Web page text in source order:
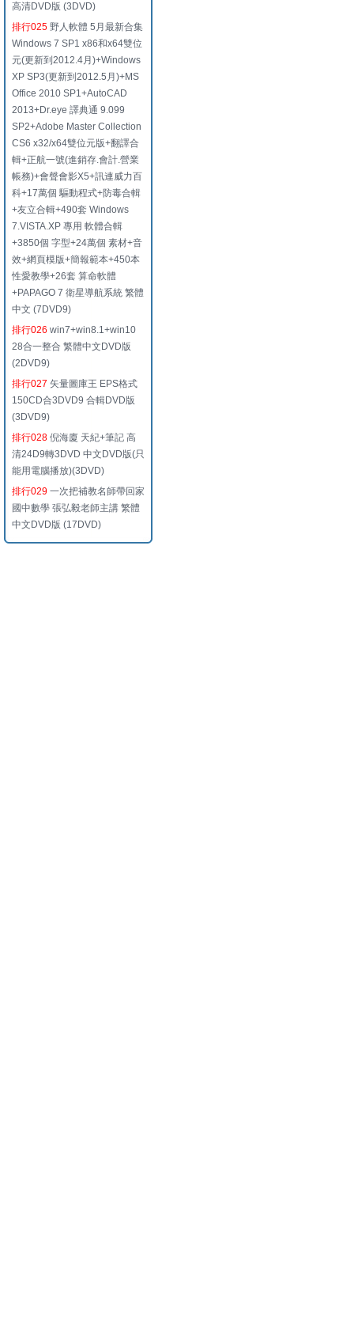
高清DVD版 (3DVD)
排行025 野人軟體 5月最新合集
Windows 7 SP1 x86和x64雙位
元(更新到2012.4月)+Windows
XP SP3(更新到2012.5月)+MS
Office 2010 SP1+AutoCAD
2013+Dr.eye 譯典通 9.099
SP2+Adobe Master Collection
CS6 x32/x64雙位元版+翻譯合
輯+正航一號(進銷存.會計.營業
帳務)+會聲會影X5+訊連威力百
科+17萬個 驅動程式+防毒合輯
+友立合輯+490套 Windows
7.VISTA.XP 專用 軟體合輯
+3850個 字型+24萬個 素材+音
效+網頁模版+簡報範本+450本
性愛教學+26套 算命軟體
+PAPAGO 7 衛星導航系統 繁體
中文 (7DVD9)
排行026 win7+win8.1+win10
28合一整合 繁體中文DVD版
(2DVD9)
排行027 矢量圖庫王 EPS格式
150CD合3DVD9 合輯DVD版
(3DVD9)
排行028 倪海廈 天紀+筆記 高
清24D9轉3DVD 中文DVD版(只
能用電腦播放)(3DVD)
排行029 一次把補教名師帶回家
國中數學 張弘毅老師主講 繁體
中文DVD版 (17DVD)